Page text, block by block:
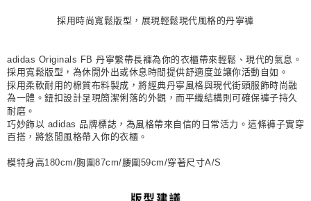
每筆NT$80，滿NT$1,500(含以上)免運費
每筆NT$80，滿NT$1,500(含以上)免運費
付款後門市自取
每筆NT$80，滿NT$1,500(含以上)免運費
採用時尚寬鬆版型，展現輕鬆現代風格的丹寧褲
adidas Originals FB 丹寧繫帶長褲為你的衣櫃帶來輕鬆、現代的氣息。
採用寬鬆版型，為休閒外出或休息時間提供舒適度並讓你活動自如。
採用柔軟耐用的棉質布料製成，將經典丹寧風格與現代街頭服飾時尚融
為一體。鈕扣設計呈現簡潔俐落的外觀，而平織結構則可確保褲子持久
耐磨。
巧妙飾以 adidas 品牌標誌，為風格帶來自信的日常活力。這條褲子實穿
百搭，將悠閒風格帶入你的衣櫃。
模特身高180cm/胸圍87cm/腰圍59cm/穿著尺寸A/S